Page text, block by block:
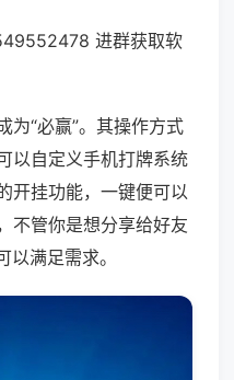
进群获取软
为“必赢”。其操作方式
以自定义手机打牌系统
开挂功能，一键便可以
不管你是想分享给好友
满足需求。